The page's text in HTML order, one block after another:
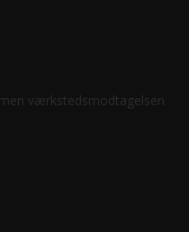
værkstedsmodtagelsen